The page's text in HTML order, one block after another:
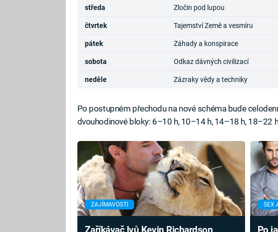
středa Zločin pod lupou
čtvrtek Tajemství Země a vesmíru
pátek Záhady a konspirace
sobota Odkaz dávných civilizací
neděle Zázraky vědy a techniky
Po postupném přechodu na nové schéma bude
dvouhodinové bloky: 6–10 h, 10–14 h, 14–18 h, 18–22
ZAJÍMAVOSTI SEX